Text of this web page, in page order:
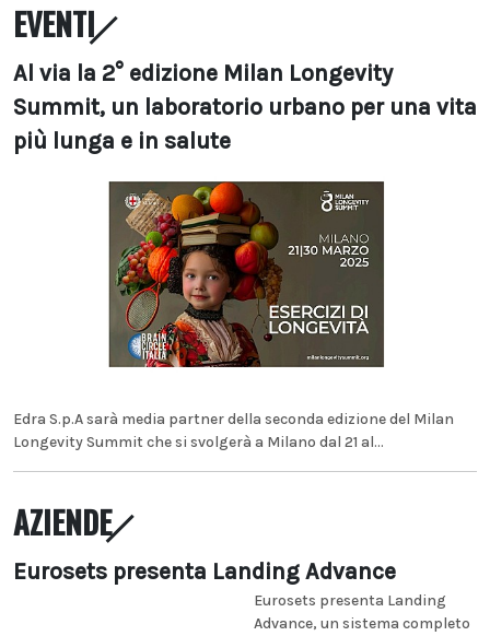
EVENTI
Al via la 2° edizione Milan Longevity
Summit, un laboratorio urbano per una vita
più lunga e in salute
Edra S.p.A sarà media partner della seconda edizione del Milan
Longevity Summit che si svolgerà a Milano dal 21 al...
AZIENDE
Eurosets presenta Landing Advance
Eurosets presenta Landing
Advance, un sistema completo